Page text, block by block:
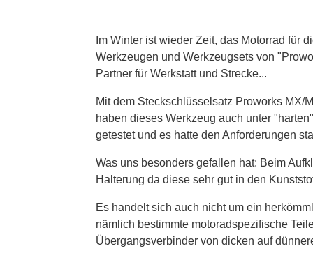
Im Winter ist wieder Zeit, das Motorrad für
Werkzeugen und Werkzeugsets von
Partner für Werkstatt und Strecke...
Mit dem Steckschlüsselsatz Proworks MX/
haben dieses Werkzeug auch unter
getestet und es hatte den Anforderungen
Was uns besonders gefallen hat: Beim
Halterung da diese sehr gut in den
Es handelt sich auch nicht um ein
nämlich bestimmte motoradspezifische
Übergangsverbinder von dicken auf